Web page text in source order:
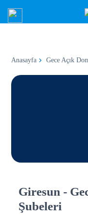
Anasayfa Gece Açık
Giresun -
Şubeleri